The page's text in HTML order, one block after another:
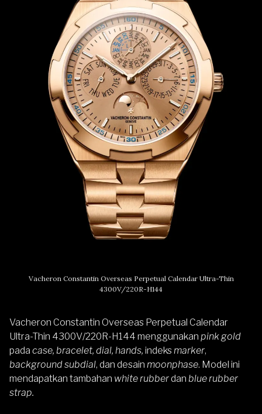
Vacheron Constantin Overseas Perpetual Calendar Ultra-Thin
4300V/220R-H144
Vacheron Constantin Overseas Perpetual Calendar
Ultra-Thin 4300V/220R-H144 menggunakan pink gold
pada case, bracelet, dial, hands, indeksmarker,
background subdial, dan desain moonphase. Model ini
mendapatkan tambahan white rubberdan blue rubber
strap.